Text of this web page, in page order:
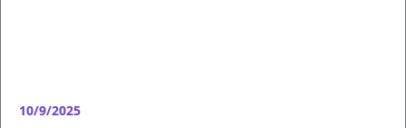
10/9/2025